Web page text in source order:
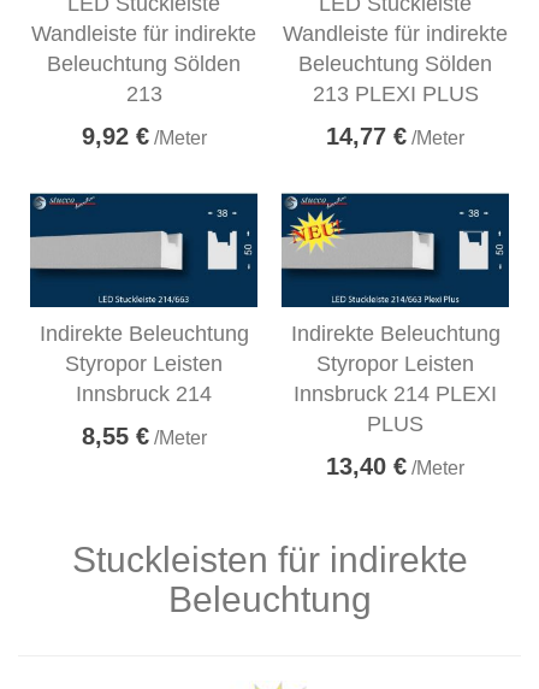
Wandleiste für indirekte
Beleuchtung Sölden
213
9,92 €/Meter
Wandleiste für indirekte
Beleuchtung Sölden
213 PLEXI PLUS
14,77 € /Meter
Indirekte Beleuchtung
Styropor Leisten
Innsbruck 214
8,55 €/Meter
Indirekte Beleuchtung
Styropor Leisten
Innsbruck 214 PLEXI
PLUS
13,40 € /Meter
Stuckleisten für indirekte
Beleuchtung